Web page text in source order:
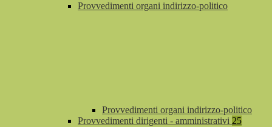
Provvedimenti organi indirizzo-politico
Provvedimenti organi indirizzo-politico
Provvedimenti dirigenti - amministrativi 25